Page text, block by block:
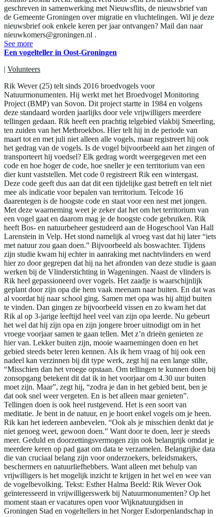
geschreven in samenwerking met Nieuwsflits, de nieuwsbrief van
de Gemeente Groningen over migratie en vluchtelingen. Wil je deze
nieuwsbrief ook enkele keren per jaar ontvangen? Mail dan naar
nieuwkomers@groningen.nl .
See more
Een vogelteller in Oost-Groningen
| Volunteers
Rik Wever (25) telt sinds 2016 broedvogels voor
Natuurmonumenten. Hij werkt met het Broedvogel Monitoring
Project (BMP) van Sovon. Dit project startte in 1984 en volgens
deze standaard worden jaarlijks door vele vrijwilligers meerdere
tellingen gedaan. Rik heeft een prachtig telgebied vlakbij Smeerling,
ten zuiden van het Metbroekbos. Hier telt hij in de periode van
maart tot en met juli niet alleen alle vogels, maar registreert hij ook
het gedrag van de vogels. Is de vogel bijvoorbeeld aan het zingen of
transporteert hij voedsel? Elk gedrag wordt weergegeven met een
code en hoe hoger de code, hoe sneller je een territorium van een
dier kunt vaststellen. Met code 0 registreert Rik een wintergast.
Deze code geeft dus aan dat dit een tijdelijke gast betreft en telt niet
mee als indicatie voor bepalen van territorium. Telcode 16
daarentegen is de hoogste code en staat voor een nest met jongen.
Met deze waarneming weet je zeker dat het om het territorium van
een vogel gaat en daarom mag je de hoogste code gebruiken. Rik
heeft Bos- en natuurbeheer gestudeerd aan de Hogeschool Van Hall
Larenstein in Velp. Het stond namelijk al vroeg vast dat hij later “iets
met natuur zou gaan doen.” Bijvoorbeeld als boswachter. Tijdens
zijn studie kwam hij echter in aanraking met nachtvlinders en werd
hier zo door gegrepen dat hij na het afronden van deze studie is gaan
werken bij de Vlinderstichting in Wageningen. Naast de vlinders is
Rik heel gepassioneerd over vogels. Het zaadje is waarschijnlijk
geplant door zijn opa die hem vaak meenam naar buiten. En dat was
al voordat hij naar school ging. Samen met opa was hij altijd buiten
te vinden. Dan gingen ze bijvoorbeeld vissen en zo kwam het dat
Rik al op 3-jarige leeftijd heel veel van zijn opa leerde. Nu gebeurt
het wel dat hij zijn opa en zijn jongere broer uitnodigt om in het
vroege voorjaar samen te gaan tellen. Met z’n drieën genieten ze
hier van. Lekker buiten zijn, mooie waarnemingen doen en het
gebied steeds beter leren kennen. Als ik hem vraag of hij ook een
nadeel kan verzinnen bij dit type werk, zegt hij na een lange stilte,
“Misschien dan het vroege opstaan. Om tellingen te kunnen doen bij
zonsopgang betekent dit dat ik in het voorjaar om 4.30 uur buiten
moet zijn. Maar”, zegt hij, “zodra je dan in het gebied bent, ben je
dat ook snel weer vergeten. En is het alleen maar genieten”.
Tellingen doen is ook heel rustgevend. Het is een soort van
meditatie. Je bent in de natuur, en je hoort enkel vogels om je heen.
Rik kan het iedereen aanbevelen. “Ook als je misschien denkt dat je
niet genoeg weet, gewoon doen.” Want door te doen, leer je steeds
meer. Geduld en doorzettingsvermogen zijn ook belangrijk omdat je
meerdere keren op pad gaat om data te verzamelen. Belangrijke data
die van cruciaal belang zijn voor onderzoekers, beleidsmakers,
beschermers en natuurliefhebbers. Want alleen met behulp van
vrijwilligers is het mogelijk inzicht te krijgen in het wel en wee van
de vogelbevolking. Tekst: Esther Halma Beeld: Rik Wever Ook
geïnteresseerd in vrijwilligerswerk bij Natuurmonumenten? Op het
moment staan er vacatures open voor Wijknatuurgidsen in
Groningen Stad en vogeltellers in het Norger Esdorpenlandschap in